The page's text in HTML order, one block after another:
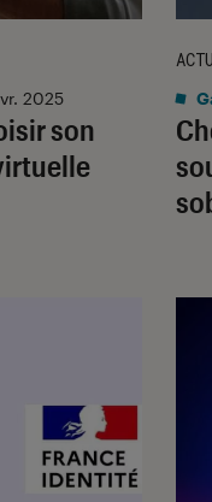
son
2025
ACTU